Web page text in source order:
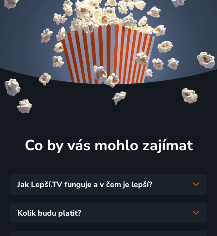
Co by vás mohlo zajímat
Jak Lepší.TV funguje a v čem je lepší?
Kolik budu platit?